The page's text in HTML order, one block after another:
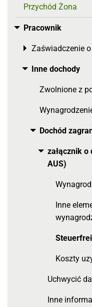
Przychód Żona
Pracownik
Toggle menu
Zaświadczenie
Toggle menu
Inne dochody
Toggle menu
Zwolnione z
Dochód
Toggle menu
załącznik
AUS)
Toggle menu
Inne
Koszty
Uchwycić
Inne